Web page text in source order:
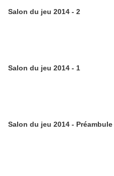
Salon du jeu 2014 - 2
Salon du jeu 2014 - 1
Salon du jeu 2014 - Préambule